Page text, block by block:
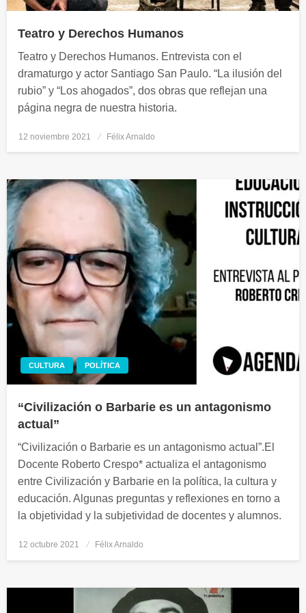
Teatro y Derechos Humanos
Teatro y Derechos Humanos. Entrevista con el
dramaturgo y actor Santiago San Paulo. “La ilusión del
rubio” y “Los ahogados”, dos obras que reflejan una
página negra de nuestra historia.
Publicado
12 noviembre 2021 Félix Arnaldo
CULTURA POLÍTICA
“Civilización o Barbarie es un antagonismo
actual”
“Civilización o Barbarie es un antagonismo actual”.El
Docente Roberto Crespo* actualiza el antagonismo
entre Civilización y Barbarie en la política, la cultura y
educación. Algunas preguntas y reflexiones en torno a
la objetividad y la subjetividad de docentes y alumnos.
Publicado
12 octubre 2021 Félix Arnaldo